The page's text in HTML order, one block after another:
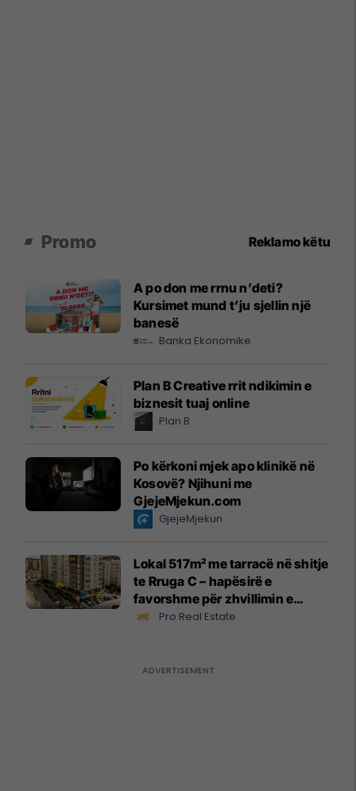
Promo Reklamo këtu
A po don me rrnu n’deti?
Kursimet mund t’ju sjellin një
banesë
Banka Ekonomike
Plan B Creative rrit ndikimin e
biznesit tuaj online
Plan B
Po kërkoni mjek apo klinikë në
Kosovë? Njihuni me
GjejeMjekun.com
GjejeMjekun
Lokal 517m² me tarracë në shitje
te Rruga C – hapësirë e
favorshme për zhvillimin e
biznesit #15796
Pro Real Estate